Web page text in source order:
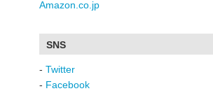
Amazon.co.jp
SNS
- Twitter
- Facebook